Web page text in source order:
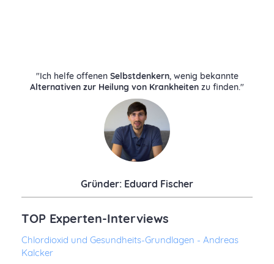
"Ich helfe offenen Selbstdenkern, wenig bekannte
Alternativen zur Heilung von Krankheiten zu finden."
Gründer: Eduard Fischer
TOP Experten-Interviews
Chlordioxid und Gesundheits-Grundlagen - Andreas
Kalcker